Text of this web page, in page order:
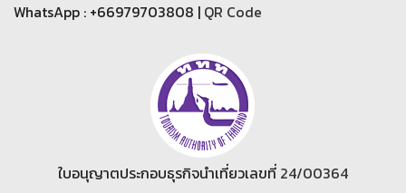
WhatsApp : +66979703808 | QR Code
ใบอนุญาตประกอบธุรกิจนำเที่ยวเลขที่ 24/00364